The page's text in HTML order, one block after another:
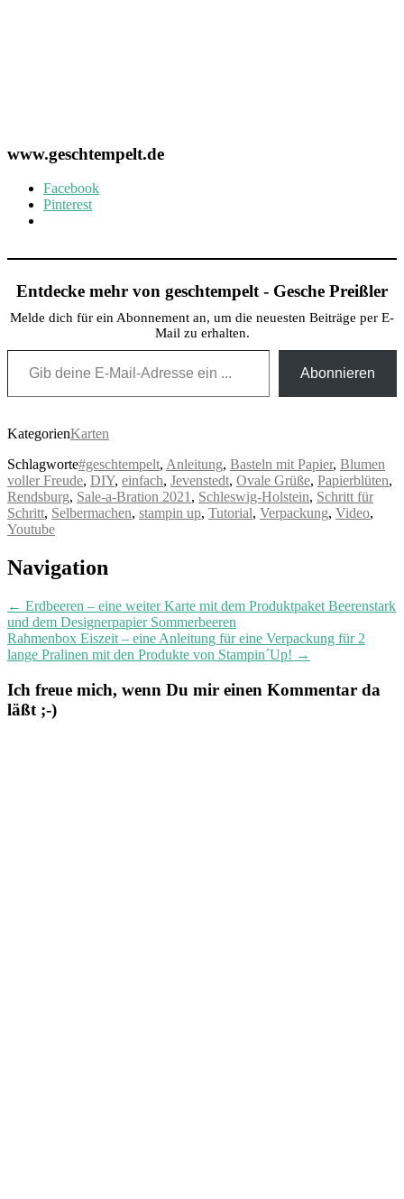
www.geschtempelt.de
Facebook
Pinterest
Entdecke mehr von geschtempelt - Gesche Preißler
Melde dich für ein Abonnement an, um die neuesten Beiträge per E-
Mail zu erhalten.
Gib deine E-Mail-Adresse ein ...
Abonnieren
KategorienKarten
Schlagworte#geschtempelt, Anleitung, Basteln mit Papier, Blumen
voller Freude, DIY, einfach, Jevenstedt, Ovale Grüße, Papierblüten,
Rendsburg, Sale-a-Bration 2021 , Schleswig-Holstein, Schritt für
Schritt, Selbermachen, stampin up, Tutorial, Verpackung, Video,
Youtube
Post
Navigation
← Erdbeeren – eine weiter Karte mit dem Produktpaket Beerenstark
und dem Designerpapier Sommerbeeren
Rahmenbox Eiszeit – eine Anleitung für eine Verpackung für 2
lange Pralinen mit den Produkte von Stampin´Up! →
Ich freue mich, wenn Du mir einen Kommentar da
läßt ;-)